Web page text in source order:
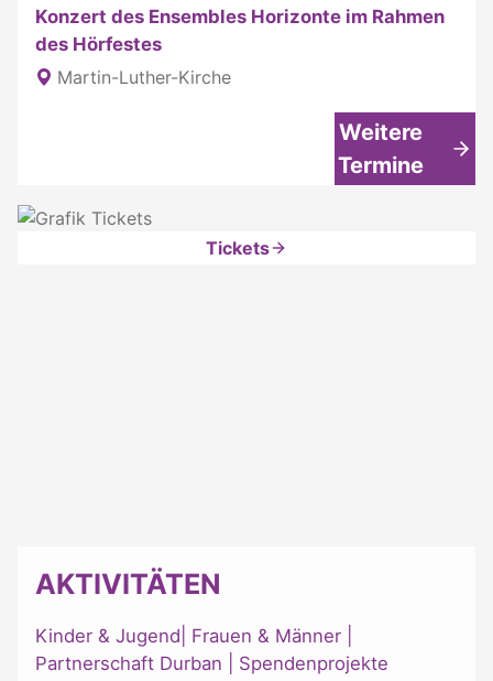
Konzert des Ensembles Horizonte im Rahmen
des Hörfestes
Martin-Luther-Kirche
Weitere
Termine
Tickets
AKTIVITÄTEN
Kinder & Jugend Frauen & Männer
Partnerschaft Durban
Spendenprojekte